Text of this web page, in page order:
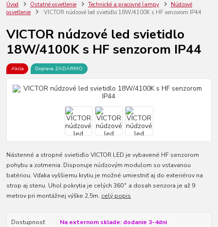
Úvod Ostatné osvetlenie Technické a pracovné lampy
Núdzové
osvetlenie
VICTOR núdzové led svietidlo 18W/4100K s HF senzorom IP44
VICTOR núdzové led svietidlo
18W/4100K s HF senzorom IP44
Akcia Doprava ZADARMO
Nástenné a stropné svietidlo VICTOR LED je vybavené HF senzorom
pohybu a zotmenia. Disponuje núdzovým modulom so vstavanou
batériou. Vďaka vyššiemu krytiu je možné umiestniť aj do exteriérov na
strop aj stenu. Uhol pokrytia je celých 360˚ a dosah senzora je až 9
metrov pri montážnej výške 2,5m. celý popis
Dostupnosť
Na externom sklade: dodanie 3-4dni